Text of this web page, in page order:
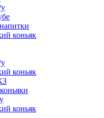
коньяк
коньяк
коньяк